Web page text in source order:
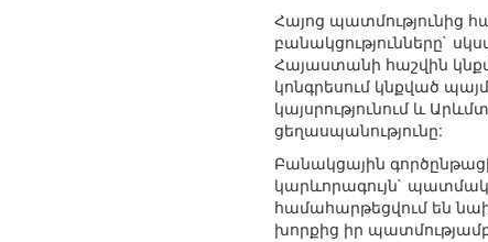
Հայոց պատմությունից
բանակցությունները`
Հայաստանի հաշվին
կոնգրեսում կնքված
կայսրությունում և
ցեղասպանությունը:
Բանակցային
կարևորագույն`
համահարթեցվում են
խորքից իր